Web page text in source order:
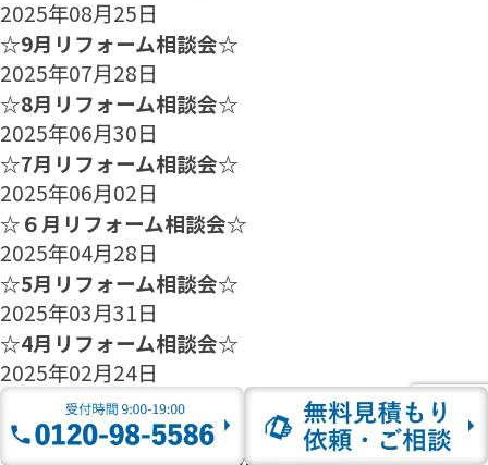
2025年08月25日
☆9月リフォーム相談会☆
2025年07月28日
☆8月リフォーム相談会☆
2025年06月30日
☆7月リフォーム相談会☆
2025年06月02日
☆６月リフォーム相談会☆
2025年04月28日
☆5月リフォーム相談会☆
2025年03月31日
☆4月リフォーム相談会☆
2025年02月24日
☆3月リフォーム相談会☆
2025年01月27日